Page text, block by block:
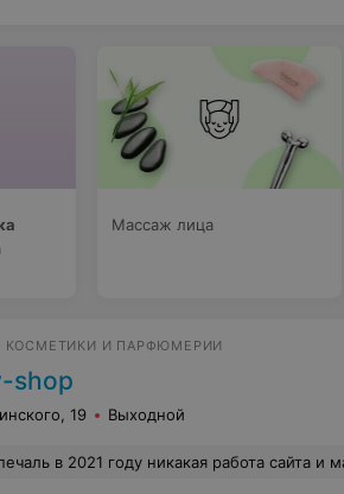
Массаж лица
КОСМЕТИКИ И ПАРФЮМЕРИИ
shop
19 Выходной
работа сайта и магазина. Вроде и есть, а вроде их и нет) и товара тоже нет)) Хотя заказ приняли обещали доставить! Вот